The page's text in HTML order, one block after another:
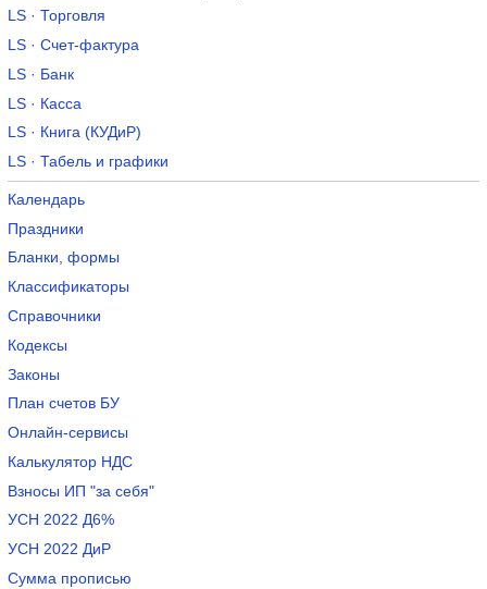
LS · Торговля
LS · Счет-фактура
LS · Банк
LS · Касса
LS · Книга (КУДиР)
LS · Табель и графики
Календарь
Праздники
Бланки, формы
Классификаторы
Справочники
Кодексы
Законы
План счетов БУ
Онлайн-сервисы
Калькулятор НДС
Взносы ИП "за себя"
УСН 2022 Д6%
УСН 2022 ДиР
Сумма прописью